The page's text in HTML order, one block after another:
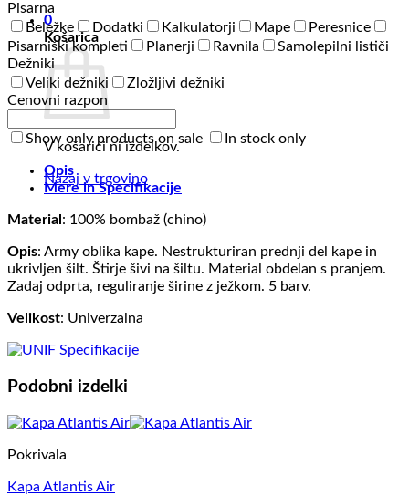
0
Košarica
V košarici ni izdelkov.
Nazaj v trgovino
Pisarna
Beležke
Dodatki Kalkulatorji Mape
Peresnice
Pisarniški kompleti
Planerji Ravnila
Samolepilni lističi
Dežniki
Veliki dežniki
Zložljivi dežniki
Cenovni razpon
Show only products on sale In stock only
Opis
Mere in Specifikacije
Material : 100% bombaž (chino)
Opis: Army oblika kape. Nestrukturiran prednji del kape in
ukrivljen šilt. Štirje šivi na šiltu. Material obdelan s pranjem.
Zadaj odprta, reguliranje širine z ježkom. 5 barv.
Velikost: Univerzalna
Podobni izdelki
Pokrivala
Kapa Atlantis Air